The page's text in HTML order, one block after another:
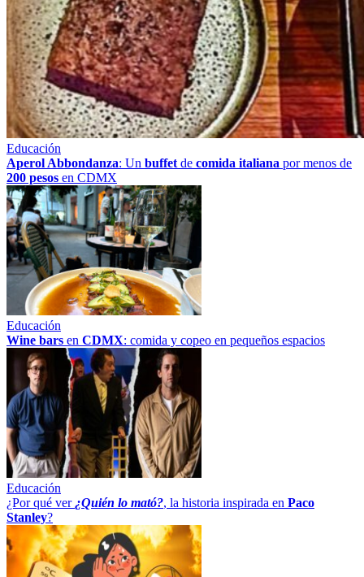
Educación
Aperol Abbondanza: Un buffet de comida italiana por menos de
200 pesos en CDMX
Educación
Wine bars en CDMX: comida y copeo en pequeños espacios
Educación
¿Por qué ver ¿Quién lo mató?, la historia inspirada en Paco
Stanley?